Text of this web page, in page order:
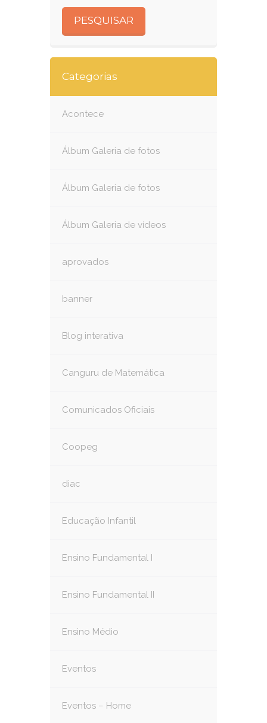
Categorias
Acontece
Álbum Galeria de fotos
Álbum Galeria de fotos
Álbum Galeria de vídeos
aprovados
banner
Blog interativa
Canguru de Matemática
Comunicados Oficiais
Coopeg
diac
Educação Infantil
Ensino Fundamental I
Ensino Fundamental II
Ensino Médio
Eventos
Eventos – Home